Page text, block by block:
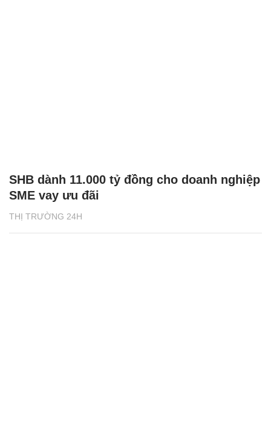
THỊ TRƯỜNG 24H
SHB dành 11.000 tỷ đồng cho doanh nghiệp
SME vay ưu đãi